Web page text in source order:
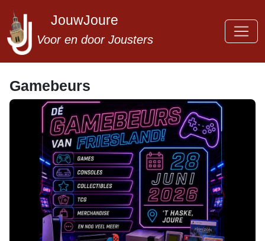
JouwJoure
Voor en door Jousters
Gamebeurs